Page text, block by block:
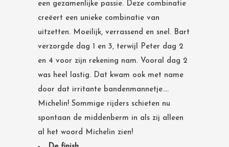
een gezamenlijke passie. Deze combinatie
creëert een unieke combinatie van
uitzetten. Moeilijk, verrassend en snel. Bart
verzorgde dag 1 en 3, terwijl Peter dag 2
en 4 voor zijn rekening nam. Vooral dag 2
was heel lastig. Dat kwam ook met name
door dat irritante bandenmannetje….
Michelin! Sommige rijders schieten nu
spontaan de middenberm in als zij alleen
al het woord Michelin zien!